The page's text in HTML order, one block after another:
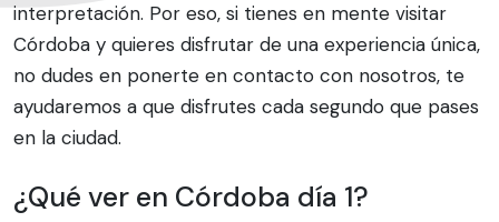
interpretación. Por eso, si tienes en mente visitar
Córdoba y quieres disfrutar de una experiencia única,
no dudes en ponerte en contacto con nosotros, te
ayudaremos a que disfrutes cada segundo que pases
en la ciudad.
¿Qué ver en Córdoba día 1?